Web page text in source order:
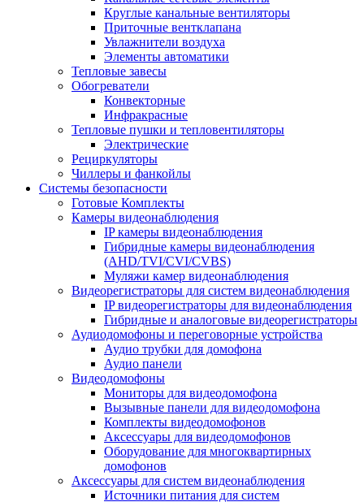
Круглые канальные вентиляторы
Приточные вентклапана
Увлажнители воздуха
Элементы автоматики
Тепловые завесы
Обогреватели
Конвекторные
Инфракрасные
Тепловые пушки и тепловентиляторы
Электрические
Рециркуляторы
Чиллеры и фанкойлы
Системы безопасности
Готовые Комплекты
Камеры видеонаблюдения
IP камеры видеонаблюдения
Гибридные камеры видеонаблюдения
(AHD/TVI/CVI/CVBS)
Муляжи камер видеонаблюдения
Видеорегистраторы для систем видеонаблюдения
IP видеорегистраторы для видеонаблюдения
Гибридные и аналоговые видеорегистраторы
Аудиодомофоны и переговорные устройства
Аудио трубки для домофона
Аудио панели
Видеодомофоны
Мониторы для видеодомофона
Вызывные панели для видеодомофона
Комплекты видеодомофонов
Аксессуары для видеодомофонов
Оборудование для многоквартирных
домофонов
Аксессуары для систем видеонаблюдения
Источники питания для систем